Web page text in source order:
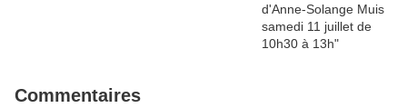
Commentaires